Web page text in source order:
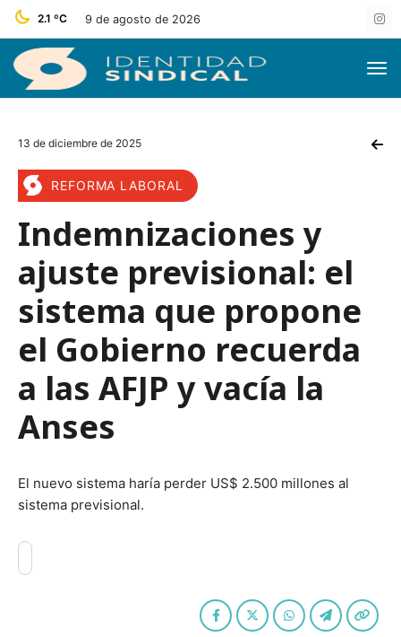
2.1 ºC 9 de agosto de 2026
13 de diciembre de 2025
REFORMA LABORAL
Indemnizaciones y
ajuste previsional: el
sistema que propone
el Gobierno recuerda
a las AFJP y vacía la
Anses
El nuevo sistema haría perder US$ 2.500 millones al
sistema previsional.